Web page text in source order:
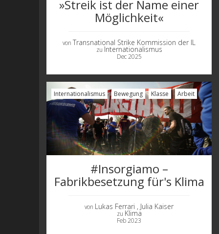
»Streik ist der Name einer
Möglichkeit«
von Transnational Strike Kommission der IL
zu Internationalismus
Dec 2025
Internationalismus Bewegung Klasse Arbeit
#Insorgiamo –
Fabrikbesetzung für's Klima
von Lukas Ferrari , Julia Kaiser
zu Klima
Feb 2023